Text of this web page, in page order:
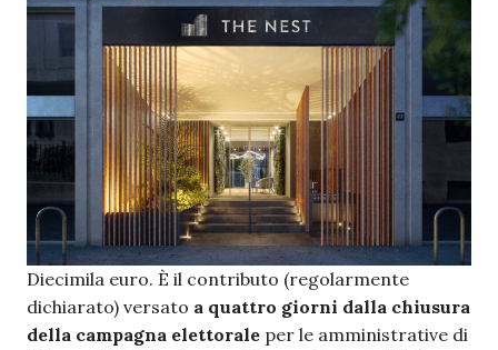
Diecimila euro. È il contributo (regolarmente
dichiarato) versato a quattro giorni dalla chiusura
della campagna elettorale per le amministrative di